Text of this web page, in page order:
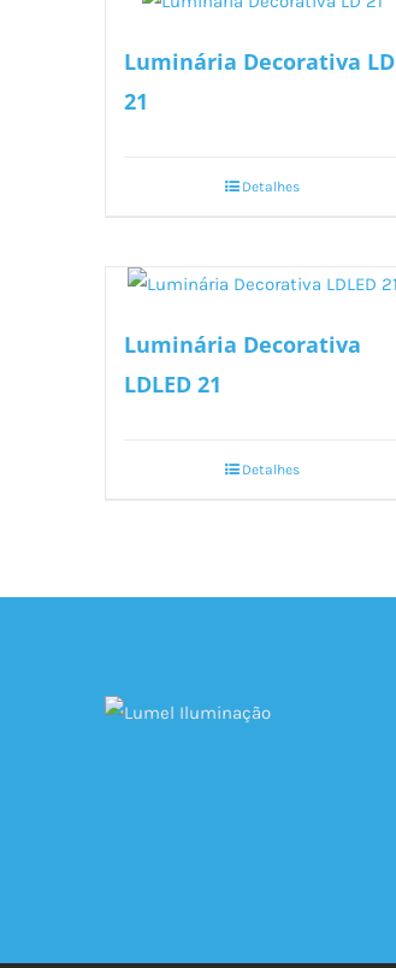
Luminária Decorativa LD
21
Detalhes
Luminária Decorativa
LDLED 21
Detalhes